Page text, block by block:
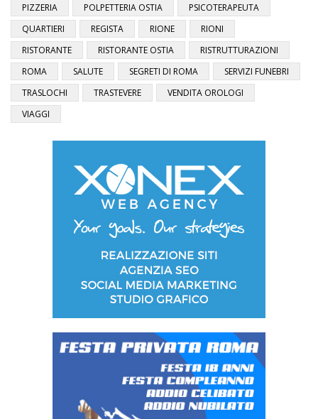
PIZZERIA
POLPETTERIA OSTIA
PSICOTERAPEUTA
QUARTIERI
REGISTA RIONE
RIONI
RISTORANTE
RISTORANTE OSTIA
RISTRUTTURAZIONI
ROMA
SALUTE SEGRETI DI ROMA
SERVIZI FUNEBRI
TRASLOCHI
TRASTEVERE
VENDITA OROLOGI
VIAGGI